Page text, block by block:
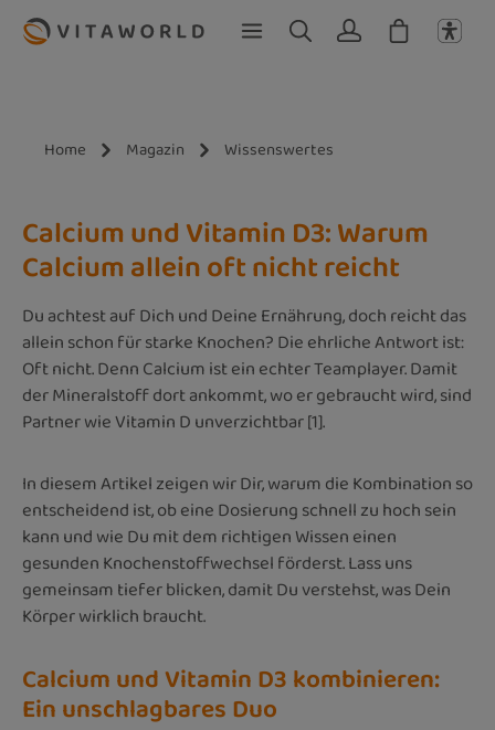
Zum Hauptinhalt springen
Home Magazin Wissenswertes
Calcium und Vitamin D3: Warum
Calcium allein oft nicht reicht
Du achtest auf Dich und Deine Ernährung, doch reicht das
allein schon für starke Knochen? Die ehrliche Antwort ist:
Oft nicht. Denn Calcium ist ein echter Teamplayer. Damit
der Mineralstoff dort ankommt, wo er gebraucht wird, sind
Partner wie Vitamin D unverzichtbar [1].
In diesem Artikel zeigen wir Dir, warum die Kombination so
entscheidend ist, ob eine Dosierung schnell zu hoch sein
kann und wie Du mit dem richtigen Wissen einen
gesunden Knochenstoffwechsel förderst. Lass uns
gemeinsam tiefer blicken, damit Du verstehst, was Dein
Körper wirklich braucht.
Calcium und Vitamin D3 kombinieren:
Ein unschlagbares Duo